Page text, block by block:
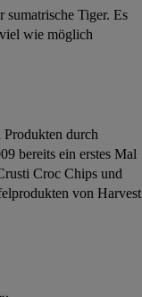
sumatrische Tiger. Es
wie möglich
durch
bereits ein erstes Mal
Croc Chips und
von Harvest